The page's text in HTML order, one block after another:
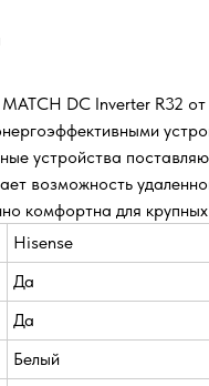
DC Inverter R32 от
устройства
возможность
комфортна для
Hisense
Да
Да
Белый